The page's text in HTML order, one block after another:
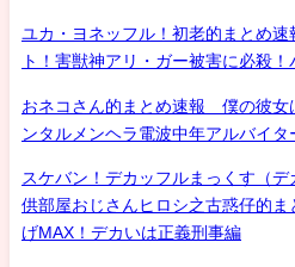
ユカ・ヨネッフル！初老的まとめ
ト！害獣神アリ・ガー被害に必殺
おネコさん的まとめ速報 僕の彼女
ンタルメンヘラ電波中年アルバイ
スケバン！デカッフルまっくす（
供部屋おじさんヒロシ之古惑仔的
げMAX！デカいは正義刑事編